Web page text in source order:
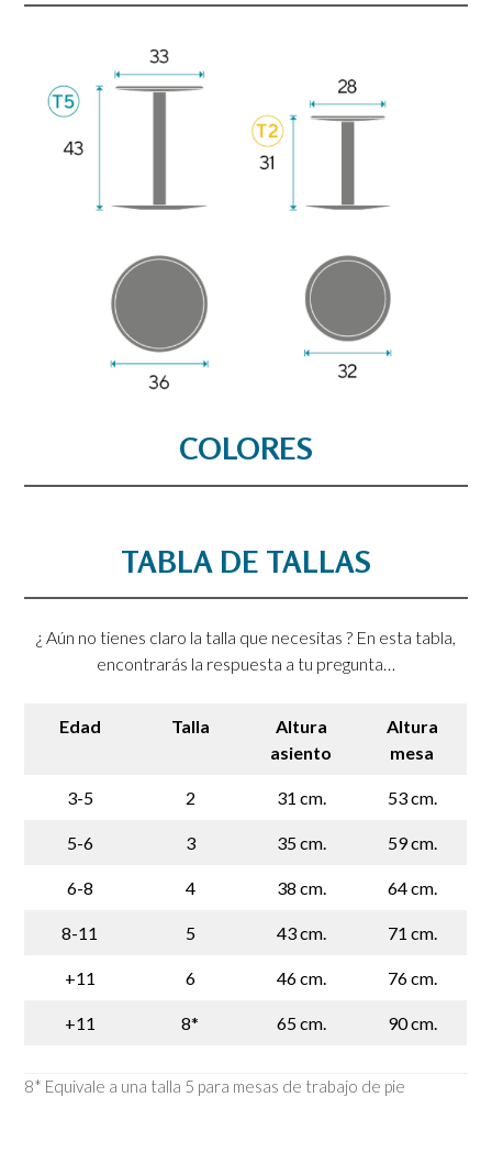
COLORES
TABLA DE TALLAS
¿ Aún no tienes claro la talla que necesitas ? En esta tabla,
encontrarás la respuesta a tu pregunta…
Edad Talla
Altura
asiento
Altura
mesa
3-5 2 31 cm. 53 cm.
5-6 3 35 cm. 59 cm.
6-8 4 38 cm. 64 cm.
8-11 5 43 cm. 71 cm.
+11 6 46 cm. 76 cm.
+11 8* 65 cm. 90 cm.
8* Equivale a una talla 5 para mesas de trabajo de pie